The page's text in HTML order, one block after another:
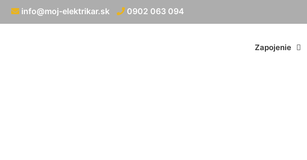
info@moj-elektrikar.sk 0902 063 094
Zapojenie